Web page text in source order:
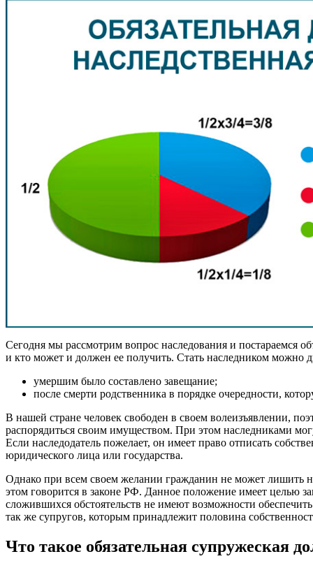
Сегодня мы рассмотрим вопрос наследования и постараемся
и кто может и должен ее получить. Стать наследником можно
умершим было составлено завещание;
после смерти родственника в порядке очередности,
В нашей стране человек свободен в своем волеизъявлении,
распорядиться своим имуществом. При этом наследниками
Если наследодатель пожелает, он имеет право отписать
юридического лица или государства.
Однако при всем своем желании гражданин не может лишить
этом говорится в законе РФ. Данное положение имеет целью
сложившихся обстоятельств не имеют возможности
так же супругов, которым принадлежит половина
Что такое обязательная супружеская